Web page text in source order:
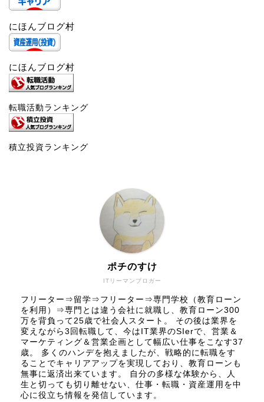
にほんブログ村
にほんブログ村
転職活動ランキング
積立投資ランキング
ITリーマンブロガー
ポチのすけ
フリーター⇒留学⇒フリーター⇒専門学校（教育ローン
を利用）⇒専門とは違う会社に就職し、教育ローン300
万を背負って25歳で社会人スタート。 その後は業界を
変えながら3回転職して、今はIT業界のSIerで、営業＆
マーケティング＆営業企画として幅広い仕事をこなす37
歳。 多くのハンデを抱えましたが、戦略的に転職をす
ることでキャリアアップを実現しており、教育ローンも
無事に返済出来ています。 自分の多様な体験から、人
生と切っても切り離せない、仕事・転職・資産運用を中
心に役立ち情報を発信しています。